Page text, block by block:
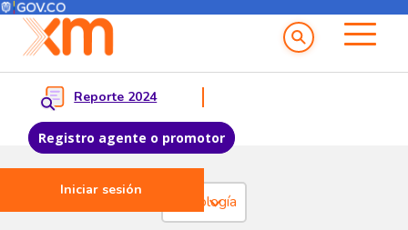
Pasar al contenido principal
Menú del Usuario
Reporte 2024
Registro agente o promotor
Iniciar sesión
Menu principal
Hidrología
Hidrología